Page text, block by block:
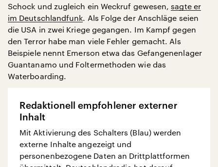
Schock und zugleich ein Weckruf gewesen,sagte er
im Deutschlandfunk. Als Folge der Anschläge seien
die USA in zwei Kriege gegangen. Im Kampf gegen
den Terror habe man viele Fehler gemacht. Als
Beispiele nennt Emerson etwa das Gefangenenlager
Guantanamo und Foltermethoden wie das
Waterboarding.
Redaktionell empfohlener externer
Inhalt
Mit Aktivierung des Schalters (Blau) werden
externe Inhalte angezeigt und
personenbezogene Daten an Drittplattformen